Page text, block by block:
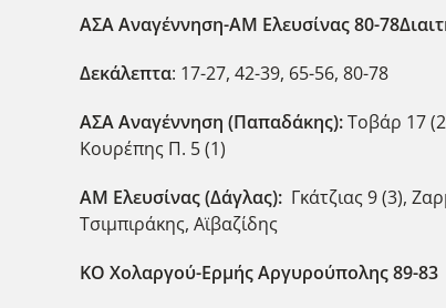
ΑΣΑ Αναγέννηση-ΑΜ Ελευσίνας 80-78
Δεκάλεπτα: 17-27, 42-39, 65-56, 80-78
ΑΣΑ Αναγέννηση (Παπαδάκης):Τοβάρ 17
Κουρέπης Π. 5 (1)
ΑΜ Ελευσίνας (Δάγλας): Γκάτζιας 9 (3),
Τσιμπιράκης, Αϊβαζίδης
ΚΟ Χολαργού-Ερμής Αργυρούπολης 89-83